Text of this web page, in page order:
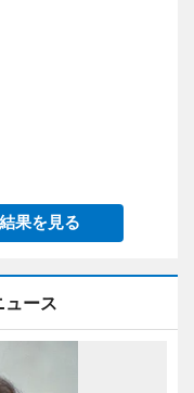
結果を見る
ュース